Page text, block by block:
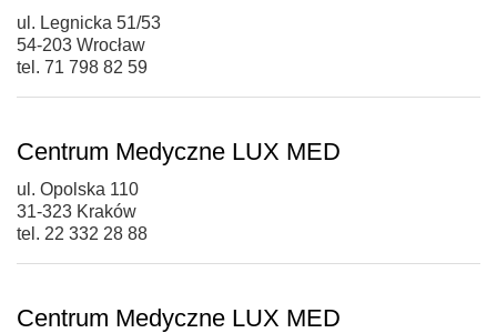
ul. Legnicka 51/53
54-203 Wrocław
tel. 71 798 82 59
Centrum Medyczne LUX MED
ul. Opolska 110
31-323 Kraków
tel. 22 332 28 88
Centrum Medyczne LUX MED